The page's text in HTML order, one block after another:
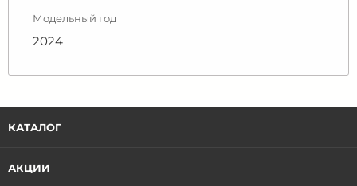
Модельный год
2024
КАТАЛОГ
АКЦИИ